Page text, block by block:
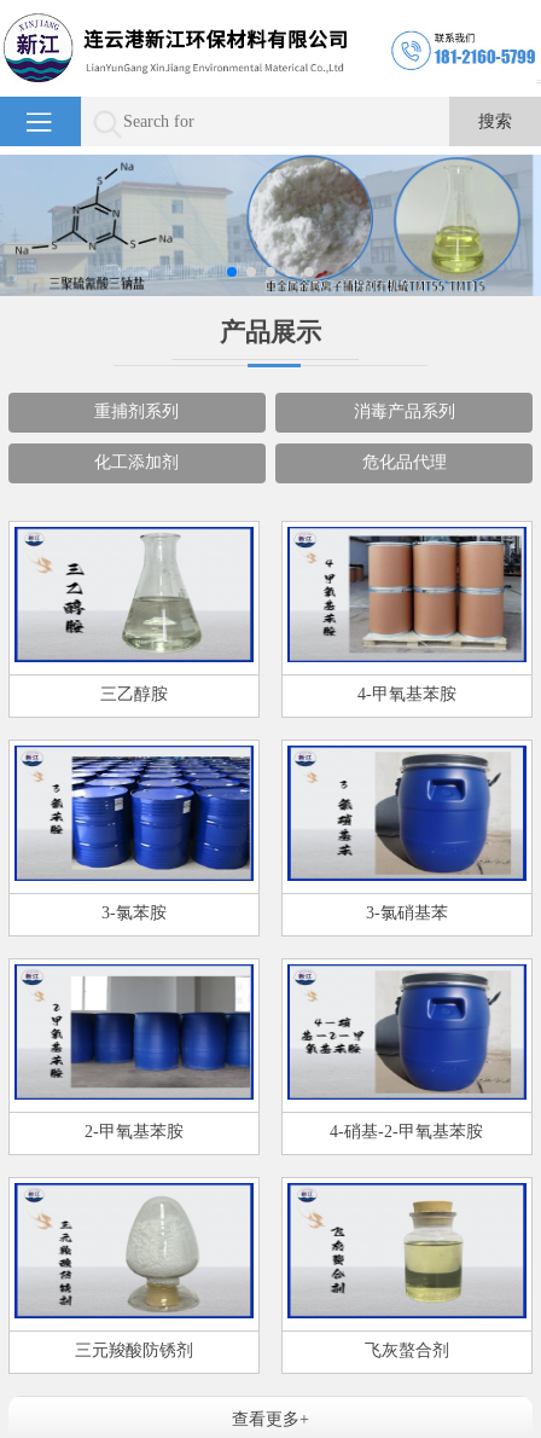
产品展示
重捕剂系列 消毒产品系列
化工添加剂 危化品代理
三乙醇胺 4-甲氧基苯胺
3-氯苯胺 3-氯硝基苯
2-甲氧基苯胺 4-硝基-2-甲氧基苯胺
三元羧酸防锈剂 飞灰螯合剂
查看更多+